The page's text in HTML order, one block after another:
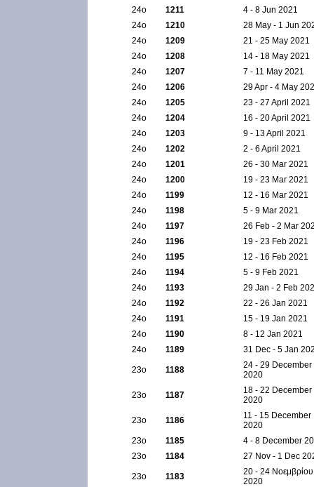
24ο
1211
4 - 8 Jun 2021
24ο
1210
28 May - 1 Jun
24ο
1209
21 - 25 May 2021
24ο
1208
14 - 18 May 2021
24ο
1207
7 - 11 May 2021
24ο
1206
29 Apr - 4 May
24ο
1205
23 - 27 April 2021
24ο
1204
16 - 20 April 2021
24ο
1203
9 - 13 April 2021
24ο
1202
2 - 6 April 2021
24ο
1201
26 - 30 Mar 2021
24ο
1200
19 - 23 Mar 2021
24ο
1199
12 - 16 Mar 2021
24ο
1198
5 - 9 Mar 2021
24ο
1197
26 Feb - 2 Mar
24ο
1196
19 - 23 Feb 2021
24ο
1195
12 - 16 Feb 2021
24ο
1194
5 - 9 Feb 2021
24ο
1193
29 Jan - 2 Feb
24ο
1192
22 - 26 Jan 2021
24ο
1191
15 - 19 Jan 2021
24ο
1190
8 - 12 Jan 2021
24ο
1189 31 Dec - 5 Jan
23ο 1188
24 - 29 December
2020
23ο 1187
18 - 22 December
2020
23ο 1186
11 - 15 December
2020
23ο
1185
4 - 8 December
23ο
1184 27 Nov - 1 Dec
23ο 1183
20 - 24 Νοεμβρίου
2020